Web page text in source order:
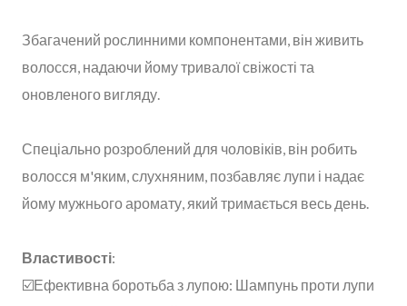
Збагачений рослинними компонентами, він живить
волосся, надаючи йому тривалої свіжості та
оновленого вигляду.
Спеціально розроблений для чоловіків, він робить
волосся м'яким, слухняним, позбавляє лупи і надає
йому мужнього аромату, який тримається весь день.
Властивості:
☑️Ефективна боротьба з лупою: Шампунь проти лупи